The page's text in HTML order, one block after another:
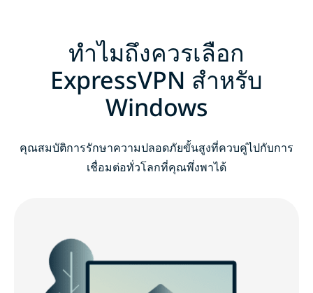
ทำไมถึงควรเลือก
ExpressVPN สำหรับ
Windows
คุณสมบัติการรักษาความปลอดภัยขั้นสูงที่ควบคู่ไปกับการ
เชื่อมต่อทั่วโลกที่คุณพึ่งพาได้